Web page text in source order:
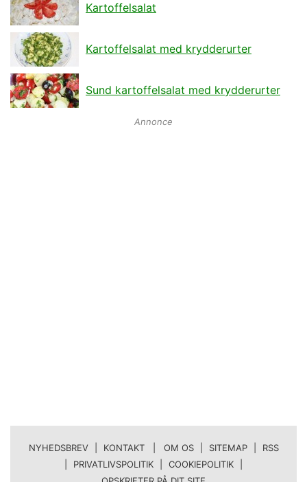
Kartoffelsalat
Kartoffelsalat med krydderurter
Sund kartoffelsalat med krydderurter
Annonce
NYHEDSBREV KONTAKT | OM OS SITEMAP
RSS
PRIVATLIVSPOLITIK COOKIEPOLITIK